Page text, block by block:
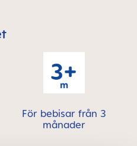
Bar
För bebisar från 3
månader